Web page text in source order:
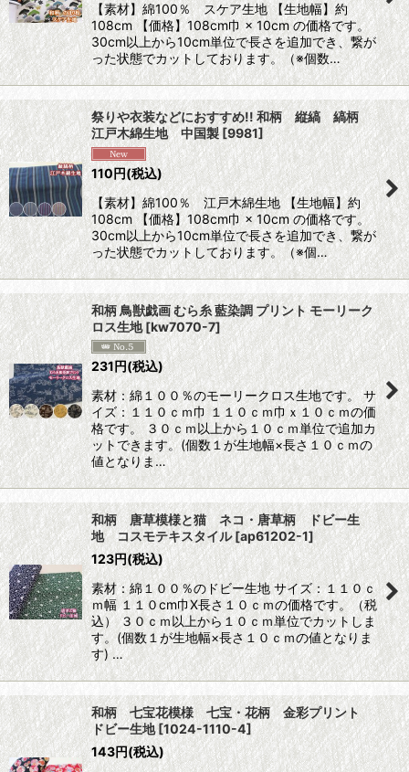
【素材】綿100％ スケア生地 【生地幅】約
108cm 【価格】108cm巾 × 10cm の価格です。
30cm以上から10cm単位で長さを追加でき、繋が
った状態でカットしております。（※個数…
祭りや衣装などにおすすめ!! 和柄 縦縞 縞柄
江戸木綿生地 中国製 [9981]
110円(税込)
【素材】綿100％ 江戸木綿生地 【生地幅】約
108cm 【価格】108cm巾 × 10cm の価格です。
30cm以上から10cm単位で長さを追加でき、繋が
った状態でカットしております。（※個…
和柄 鳥獣戯画 むら糸 藍染調 プリント モーリーク
ロス生地 [kw7070-7]
231円(税込)
素材：綿１００％のモーリークロス生地です。 サ
イズ：１１０ｃｍ巾 １１０ｃｍ巾ｘ１０ｃｍの価
格です。 ３０ｃｍ以上から１０ｃｍ単位で追加カ
ットできます。(個数１が生地幅×長さ１０ｃｍの
値となりま…
和柄 唐草模様と猫 ネコ・唐草柄 ドビー生
地 コスモテキスタイル[ap61202-1]
123円(税込)
素材：綿１００％のドビー生地 サイズ：１１０ｃ
ｍ幅 １１０cm巾X長さ１０ｃｍの価格です。（税
込） ３０ｃｍ以上から１０ｃｍ単位でカットしま
す。(個数１が生地幅×長さ１０ｃｍの値となりま
す) …
和柄 七宝花模様 七宝・花柄 金彩プリント
ドビー生地[1024-1110-4]
143円(税込)